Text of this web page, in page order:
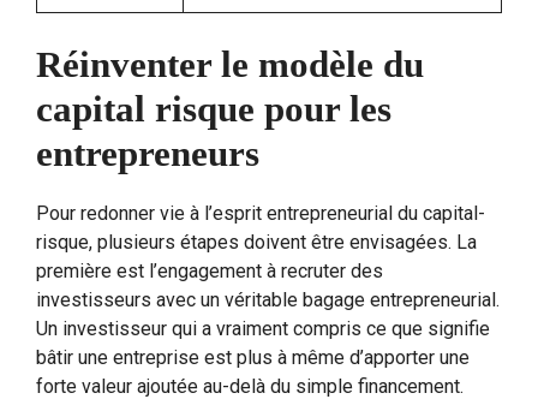
Réinventer le modèle du
capital risque pour les
entrepreneurs
Pour redonner vie à l’esprit entrepreneurial du capital-
risque, plusieurs étapes doivent être envisagées. La
première est l’engagement à recruter des
investisseurs avec un véritable bagage entrepreneurial.
Un investisseur qui a vraiment compris ce que signifie
bâtir une entreprise est plus à même d’apporter une
forte valeur ajoutée au-delà du simple financement.